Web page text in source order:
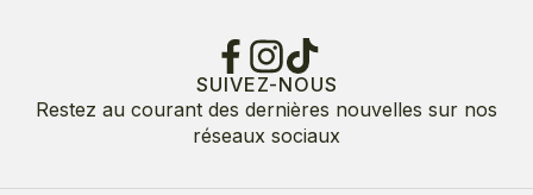
SUIVEZ-NOUS
Restez au courant des dernières nouvelles sur nos
réseaux sociaux